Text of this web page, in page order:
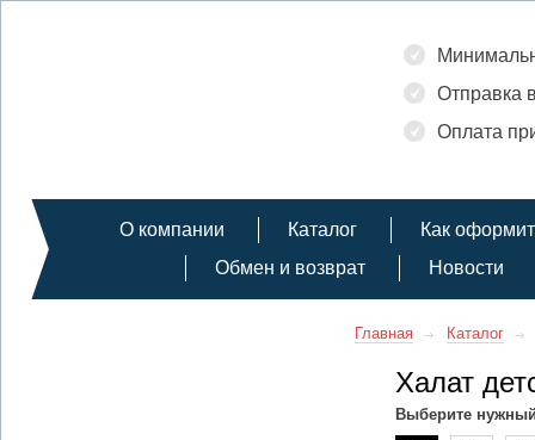
Отправка
Оплата
О компании Каталог
Как
Обмен и возврат
Новости
Главная Каталог
Халат
Выберите